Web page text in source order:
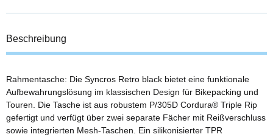
Beschreibung
Rahmentasche: Die Syncros Retro black bietet eine funktionale
Aufbewahrungslösung im klassischen Design für Bikepacking und
Touren. Die Tasche ist aus robustem P/305D Cordura® Triple Rip
gefertigt und verfügt über zwei separate Fächer mit Reißverschluss
sowie integrierten Mesh-Taschen. Ein silikonisierter TPR